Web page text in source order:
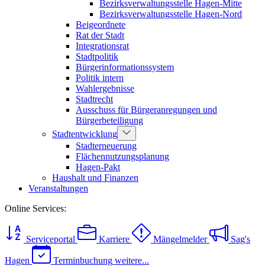
Bezirksverwaltungsstelle Hagen-Mitte
Bezirksverwaltungsstelle Hagen-Nord
Beigeordnete
Rat der Stadt
Integrationsrat
Stadtpolitik
Bürgerinformationssystem
Politik intern
Wahlergebnisse
Stadtrecht
Ausschuss für Bürgeranregungen und
Bürgerbeteiligung
Stadtentwicklung
Stadterneuerung
Flächennutzungsplanung
Hagen-Pakt
Haushalt und Finanzen
Veranstaltungen
Online Services:
Serviceportal Karriere Mängelmelder Sag's
Hagen Terminbuchung weitere...